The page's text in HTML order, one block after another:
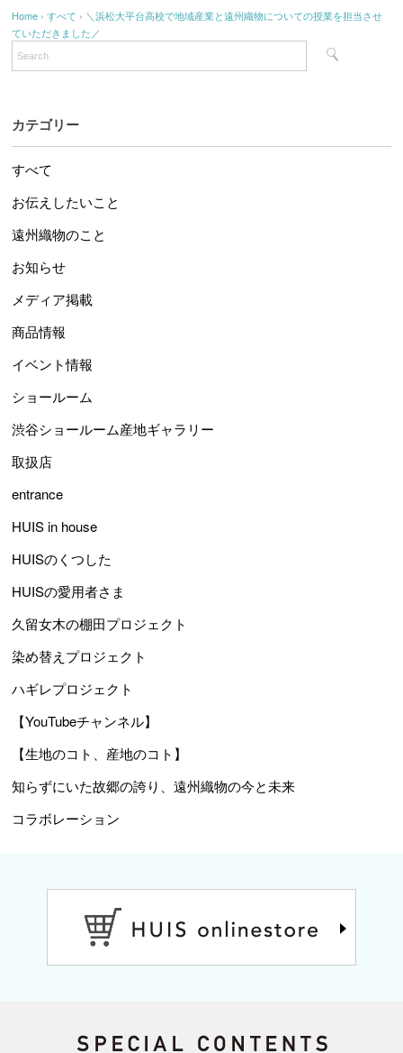
Home ›すべて › ＼浜松大平台高校で地域産業と遠州織物についての授業を担当させ
ていただきました／
カテゴリー
すべて
お伝えしたいこと
遠州織物のこと
お知らせ
メディア掲載
商品情報
イベント情報
ショールーム
渋谷ショールーム産地ギャラリー
取扱店
entrance
HUIS in house
HUISのくつした
HUISの愛用者さま
久留女木の棚田プロジェクト
染め替えプロジェクト
ハギレプロジェクト
【YouTubeチャンネル】
【生地のコト、産地のコト】
知らずにいた故郷の誇り、遠州織物の今と未来
コラボレーション